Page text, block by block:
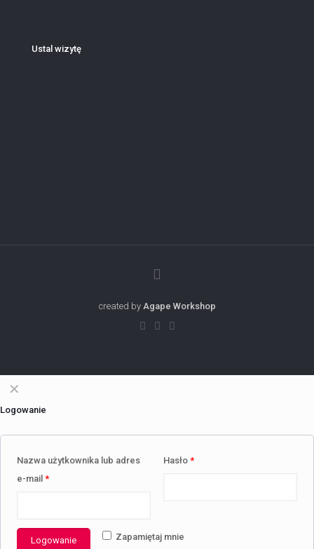
Ustal wizytę
created by Agape Workshop
✕
Logowanie
Nazwa użytkownika lub adres
e-mail *
Hasło*
Zapamiętaj mnie
Logowanie